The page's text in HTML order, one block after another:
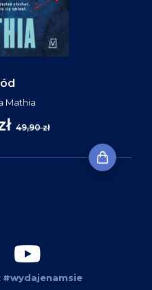
Mathia
49,90 zł
#wydajenamsie